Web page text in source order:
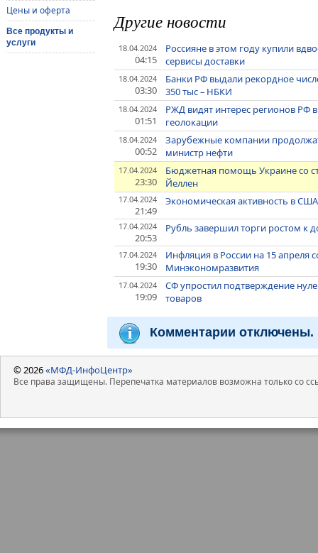
Цены и оферта
Все продукты и
услуги
Другие новости
18.04.2024
04:15
Россияне в этом году купили
сервисы доставки
18.04.2024
03:30
Банки РФ выдали рекордное
350 тыс – НБКИ
18.04.2024
01:51
РЖД видят интерес регионов РФ
геолокации
18.04.2024
00:52
Зарубежные компании
министр нефти
17.04.2024
23:30
Бюджетная помощь Украине со
Йеллен
17.04.2024
21:49
Экономическая активность в
17.04.2024
20:53
Рубль завершил торги ростом к
17.04.2024
19:30
Инфляция в России на 15 апреля
Минэкономразвития
17.04.2024
19:09
СФ упростил подтверждение
товаров
Комментарии отключены.
© 2026«МФД-ИнфоЦентр»
Все права защищены. Перепечатка материалов возможна только со